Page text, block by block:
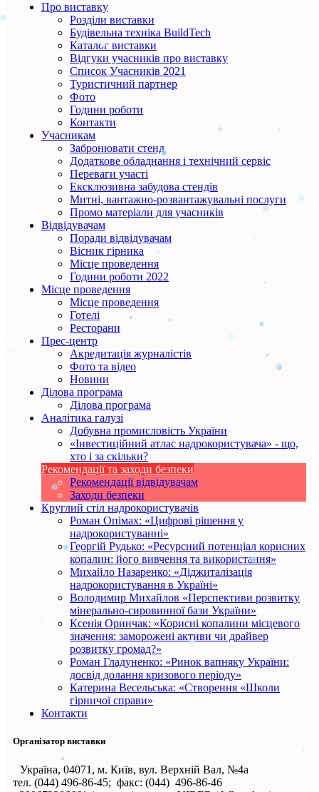
Про виставку
Розділи виставки
Будівельна техніка BuildTech
Каталог виставки
Відгуки учасників про виставку
Список Учасників 2021
Туристичний партнер
Фото
Години роботи
Контакти
Учасникам
Забронювати стенд
Додаткове обладнання і технічний сервіс
Переваги участі
Ексклюзивна забудова стендів
Митні, вантажно-розвантажувальні послуги
Промо матеріали для учасників
Відвідувачам
Поради відвідувачам
Вісник гірника
Місце проведення
Години роботи 2022
Місце проведення
Місце проведення
Готелі
Ресторани
Прес-центр
Акредитація журналістів
Фото та відео
Новини
Ділова програма
Ділова програма
Аналітика галузі
Добувна промисловість України
«Інвестиційний атлас надрокористувача» - що,
хто і за скільки?
Рекомендації та заходи безпеки
Рекомендації відвідувачам
Заходи безпеки
Круглий стіл надрокористувачів
Роман Опімах: «Цифрові рішення у
надрокористуванні»
Георгій Рудько: «Ресурсний потенціал корисних
копалин: його вивчення та використання»
Михайло Назаренко: «Діджиталізація
надрокористування в Україні»
Володимир Михайлов «Перспективи розвитку
мінерально-сировинної бази України»
Ксенія Оринчак: «Корисні копалини місцевого
значення: заморожені активи чи драйвер
розвитку громад?»
Роман Гладуненко: «Ринок вапняку України:
досвід долання кризового періоду»
Катерина Весельська: «Створення «Школи
гірничої справи»
Контакти
Організатор виставки
Україна, 04071, м. Київ, вул. Верхній Вал, №4а
тел. (044) 496-86-45; факс: (044) 496-86-46